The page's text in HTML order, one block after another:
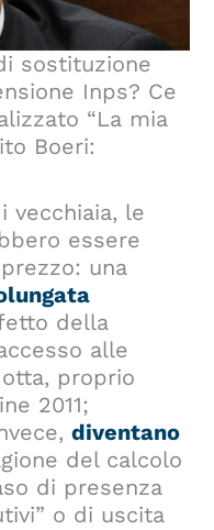
sostituzione
Inps? Ce
“La mia
Boeri:
vecchiaia, le
essere
una
della
alle
proprio
2011;
diventano
del calcolo
di presenza
o di uscita